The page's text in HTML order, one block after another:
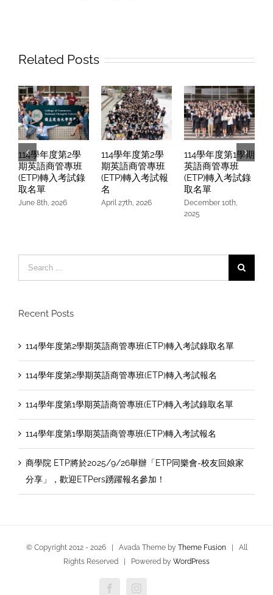
Related Posts
114學年度第2學
期英語商管專班
(ETP)轉入考試錄
取名單
June 8th, 2026
114學年度第2學
期英語商管專班
(ETP)轉入考試報
名
April 27th, 2026
114學年度第1學期
英語商管專班
(ETP)轉入考試錄
取名單
December 10th,
2025
for:
Recent Posts
114學年度第2學期英語商管專班(ETP)轉入考試錄取名單
114學年度第2學期英語商管專班(ETP)轉入考試報名
114學年度第1學期英語商管專班(ETP)轉入考試錄取名單
114學年度第1學期英語商管專班(ETP)轉入考試報名
商學院 ETP將於2025/9/26舉辦「ETP同樂會-校友回娘家
分享」，歡迎ETPers踴躍報名參加！
© Copyright 2012 - 2026 | Avada Theme by Theme Fusion| All
Rights Reserved | Powered by WordPress
FacebookInstagram